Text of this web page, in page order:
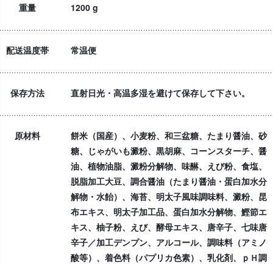
重量 1200 g
配送温度帯 常温便
保存方法 直射日光・高温多湿を避けて保存して下さい。
原材料
餅米（国産）、小麦粉、和三盆糖、たまり醤油、砂
糖、じゃがいも澱粉、黒胡麻、コーンスターチ、醤
油、植物油脂、澱粉分解物、味醂、えび粉、食塩、
脱脂加工大豆、調合醤油（たまり醤油・蛋白加水分
解物・水飴）、海苔、明太子風味調味料、澱粉、昆
布エキス、明太子加工品、蛋白加水分解物、鰹節エ
キス、柚子粉、えび、酵母エキス、唐辛子、七味唐
辛子／加工デンプン、アルコール、調味料（アミノ
酸等）、着色料（パプリカ色素）、乳化剤、ｐＨ調